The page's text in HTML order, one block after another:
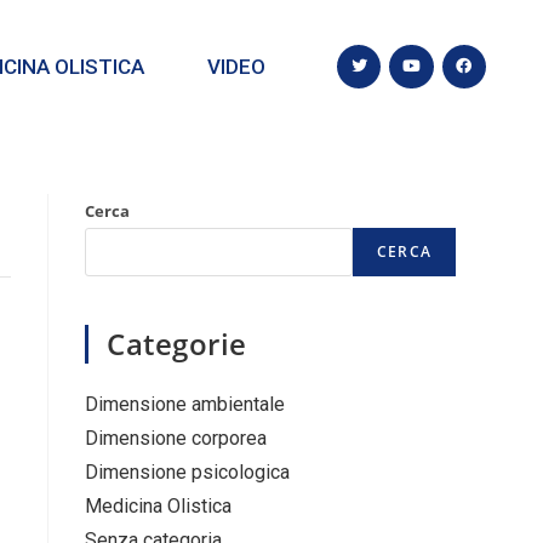
OLISTICA VIDEO
Cerca
CERCA
Categorie
Dimensione ambientale
Dimensione corporea
Dimensione psicologica
Medicina Olistica